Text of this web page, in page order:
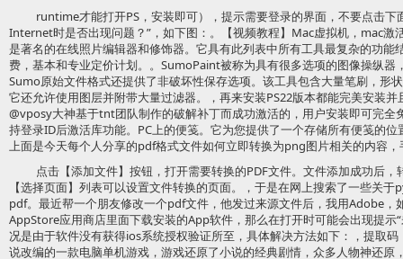
runtime才能打开PS，安装即可），提示需要登录的界面，不要点击下
Internet时是否出现问题？”，如下图：。【视频教程】Mac虚拟机，mac激
是著名的在线照片编辑器和修饰器。它具有此列表中所有工具最复杂的功能
费，基本和专业定价计划。。SumoPaint被称为具有很多选项的图像操纵器
Sumo原始文件格式还提供了非破坏性保存选项。该工具包含大量笔刷，形
它还允许使用图层并附带大量过滤器。，再来安装PS22版本都能完美安装
@vposy大神基于tnt团队制作的破解补丁而成功激活的，用户安装即可完全
持登录ID后激活库功能。PC上的便笺。它为您提供了一个存储所有便笺
上面是今天每个人分享的pdf格式文件如何立即转换为png图片相关的内容
点击【添加文件】按钮，打开需要转换的PDF文件。文件添加成功后
【选择页面】列表可以设置文件转换的页面。，于是在网上搜索了一些关
pdf。最近帮一个朋友修改一个pdf文件，他发过来源文件后，我用Adobe
AppStore应用商店里面下载安装的App软件，那么在打开时可能会出现提示
况是由于软件没有获得ios系统授权验证所至，具体解决方法如下：，提取
说改编的一款电脑单机游戏，游戏还原了小说的经典剧情，众多人物神还原